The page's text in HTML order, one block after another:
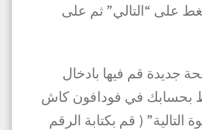
على “التالي” ثم على
جديدة قم فيها بادخال
بحسابك في فودافون كاش
( قم بكتابة الرقم